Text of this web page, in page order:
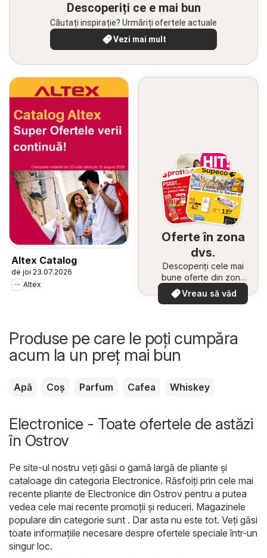
Descoperiți ce e mai bun
Căutați inspirație? Urmăriți ofertele actuale
Vezi mai mult
Altex Catalog
de joi 23.07.2026
Altex
Oferte în zona
dvs.
Descoperiți cele mai
bune oferte din zona
dumneavoastră
Vreau să văd
Produse pe care le poți cumpăra
acum la un preț mai bun
Apă Coș Parfum Cafea Whiskey
Electronice - Toate ofertele de astăzi
în Ostrov
Pe site-ul nostru veți găsi o gamă largă de pliante și
cataloage din categoria Electronice. Răsfoiți prin cele mai
recente pliante de Electronice din Ostrov pentru a putea
vedea cele mai recente promoții și reduceri. Magazinele
populare din categorie sunt . Dar asta nu este tot. Veți găsi
toate informațiile necesare despre ofertele speciale într-un
singur loc.